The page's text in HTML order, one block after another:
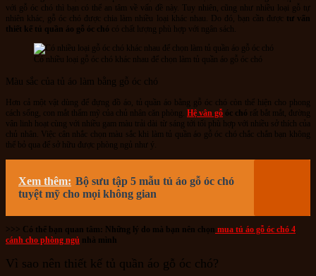
với gỗ óc chó thì bạn có thể an tâm về vấn đề này. Tuy nhiên, cũng như nhiều loại gỗ tự
nhiên khác, gỗ óc chó được chia làm nhiều loại khác nhau. Do đó, bạn cần được tư vấn
thiết kế tủ quần áo gỗ óc chó có chất lượng phù hợp với ngân sách.
Có nhiều loại gỗ óc chó khác nhau để chọn làm tủ quần áo gỗ óc chó
Màu sắc của tủ áo làm bằng gỗ óc chó
Hơn cả một vật dùng để đựng đồ áo, tủ quần áo bằng gỗ óc chó còn thể hiện cho phong
cách sống, con mắt thẩm mỹ của chủ nhân căn phòng. Hệ vân gỗ óc chó rất bắt mắt, đường
vân linh hoạt cùng với nhiều gam màu trải dài từ sáng tới tối phù hợp với nhiều sở thích của
chủ nhân. Việc cân nhắc chọn màu sắc khi làm tủ quần áo gỗ óc chó chắc chắn bạn không
thể bỏ qua để sở hữu được phòng ngủ như ý.
Xem thêm: Bộ sưu tập 5 mẫu tủ áo gỗ óc chó
tuyệt mỹ cho mọi không gian
>>> Có thể bạn quan tâm: Những lý do mà bạn nên chọn mua tủ áo gỗ óc chó 4
cánh cho phòng ngủ nhà mình
Vì sao nên thiết kế tủ quần áo gỗ óc chó?